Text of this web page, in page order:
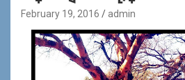
February 19, 2016 admin